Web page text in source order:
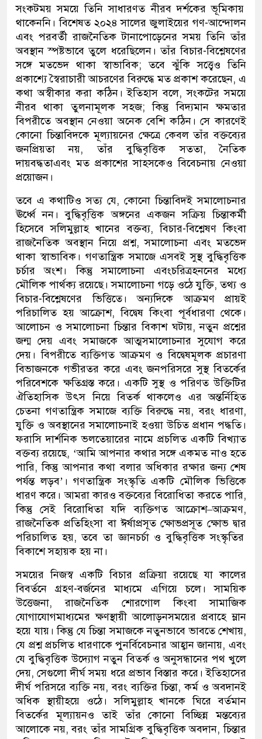
সংকটময় সময়ে তিনি সাধারণত নীরব দর্শকের ভূমিকায়
থাকেননি। বিশেষত ২০২৪ সালের জুলাইয়ের গণ-আন্দোলন
এবং পরবর্তীরাজনৈতিক টানাপোড়েনের সময় তিনিতাঁর
অবস্থান স্পষ্টভাবে তুলে ধরেছিলেন। তাঁরবিচার-বিশ্লেষণের
সঙ্গে মতভেদ থাকা স্বাভাবিক; তবে ঝুঁকি সত্ত্বেওতিনি
প্রকাশ্যে স্বৈরাচারী আচরণের বিরুদ্ধে মত প্রকাশ করেছেন, এ
কথা অস্বীকার করা কঠিন।ইতিহাস বলে,সংকটের সময়ে
নীরব থাকাতুলনামূলকসহজ;কিন্তু বিদ্যমান ক্ষমতার
বিপরীতেঅবস্থান নেওয়াঅনেক বেশিকঠিন। সে কারণেই
কোনোচিন্তাবিদকেমূল্যায়নের ক্ষেত্রে কেবলতাঁর বক্তব্যের
জনপ্রিয়তা নয়,তাঁরবুদ্ধিবৃত্তিক সততা, নৈতিক
দায়বদ্ধতাএবং মত প্রকাশেরসাহসকেও বিবেচনায়নেওয়া
প্রয়োজন।
তবে এ কথাটিও সত্য যে, কোনো চিন্তাবিদইসমালোচনার
ঊর্ধ্বে নন।বুদ্ধিবৃ্ত্তিক অঙ্গনের একজন সক্রিয় চিন্তাকর্মী
হিসেবেসলিমুল্লাহ খানের বক্তব্য, বিচার-বিশ্লেষণকিংবা
রাজনৈতিক অবস্থান নিয়ে প্রশ্ন,সমালোচনা এবং মতভেদ
থাকা স্বাভাবিক। গণতান্ত্রিক সমাজে এসবই সুস্থ বুদ্ধিবৃত্তিক
চর্চার অংশ।কিন্তু সমালোচনা এবংচরিত্রহননের মধ্যে
মৌলিক পার্থক্য রয়েছে। সমালোচনা গড়ে ওঠেযুক্তি, তথ্য ও
বিচার-বিশ্লেষণের ভিত্তিতে। অন্যদিকেআক্রমণ প্রায়ই
পরিচালিত হয় আক্রোশ, বিদ্বেষ কিংবা পূর্বধারণা থেকে।
আলোচন ওসমালোচনা চিন্তার বিকাশ ঘটায়, নতুন প্রশ্নের
জন্ম দেয় এবং সমাজকে আত্মসমালোচনার সুযোগ করে
দেয়। বিপরীতে ব্যক্তিগতআক্রমণ ও বিদ্বেষমূলক প্রচারণা
বিভাজনকে গভীরতর করে এবং জনপরিসরে সুস্থ বিতর্কের
পরিবেশকে ক্ষতিগ্রস্ত করে। একটি সুস্থও পরিণত উক্তিটির
ঐতিহাসিক উৎস নিয়ে বিতর্ক থাকলেও এর অন্তর্নিহিত
চেতনা গণতান্ত্রিক সমাজে ব্যক্তি বিরুদ্ধে নয়,বরং ধারণা,
যুক্তি ও অবস্থানের সমালোচনাই হওয়া উচিত প্রধান পদ্ধতি।
ফরাসি দার্শনিক ভলতেয়ারের নামে প্রচলিত একটি বিখ্যাত
বক্তব্য রয়েছে, ‘আমি আপনার কথার সঙ্গে একমত নাও হতে
পারি,কিন্তু আপনার কথা বলার অধিকার রক্ষার জন্য শেষ
পর্যন্ত লড়ব’ । গণতান্ত্রিক সংস্কৃতিএকটি মৌলিক ভিত্তিকে
ধারণ করে।আমরা কারও বক্তব্যের বিরোধিতা করতে পারি,
কিন্তু সেই বিরোধিতা যদি ব্যক্তিগত আক্রোশ–আক্রমণ,
রাজনৈতিক প্রতিহিংসা বা ঈর্ষাপ্রসূতক্ষোভপ্রসূত ক্ষোভ দ্বার
পরিচালিত হয়,তবে তাজ্ঞানচর্চা ওবুদ্ধিবৃত্তিক সংস্কৃতির
বিকাশে সহায়ক হয় না।
সময়ের নিজস্ব একটি বিচার প্রক্রিয়া রয়েছে যা কালের
বিবর্তনে
গ্রহণ-বর্জনের মাধ্যমে এগিয়ে চলে। সাময়িক
উত্তেজনা,রাজনৈতিক শোরগোল কিংবা সামাজিক
যোগাযোগমাধ্যমেরক্ষণস্থায়ী আলোড়নসময়ের প্রবাহে ম্লান
হয়ে যায়। কিন্তু যে চিন্তা সমাজকে নতুনভাবে ভাবতে শেখায়,
যে প্রশ্ন প্রচলিত ধারণাকে পুনর্বিবেচনার আহ্বান জানায়, এবং
যে বুদ্ধিবৃত্তিক উদ্যোগ নতুন বিতর্ক ও অনুসন্ধানের পথ খুলে
দেয়, সেগুলো দীর্ঘ সময় ধরে প্রভাব বিস্তার করে।ইতিহাসের
দীর্ঘ পরিসরে ব্যক্তি নয়,বরং ব্যক্তির চিন্তা,কর্ম ওঅবদানই
অধিক স্থায়ীহয়ে ওঠে। সলিমুল্লাহ খানকেঘিরে বর্তমান
বিতর্কের মূল্যায়নও
তাই তাঁর কোনো বিচ্ছিন্ন মন্তব্যের
আলোকে নয়, বরং তাঁর সামগ্রিক বুদ্ধিবৃত্তিক অবদান, চিন্তার